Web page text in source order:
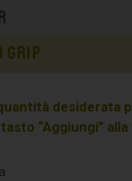
grip
desiderata
“Aggiungi”